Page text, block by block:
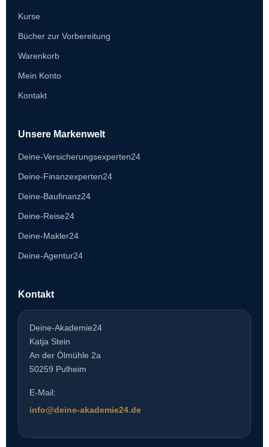
Kurse
Bücher zur Vorbereitung
Warenkorb
Mein Konto
Kontakt
Unsere Markenwelt
Deine-Versicherungsexperten24
Deine-Finanzexperten24
Deine-Baufinanz24
Deine-Reise24
Deine-Makler24
Deine-Agentur24
Kontakt
Deine-Akademie24
Katja Stein
An der Ölmühle 2a
50259 Pulheim
E-Mail:
info@deine-akademie24.de